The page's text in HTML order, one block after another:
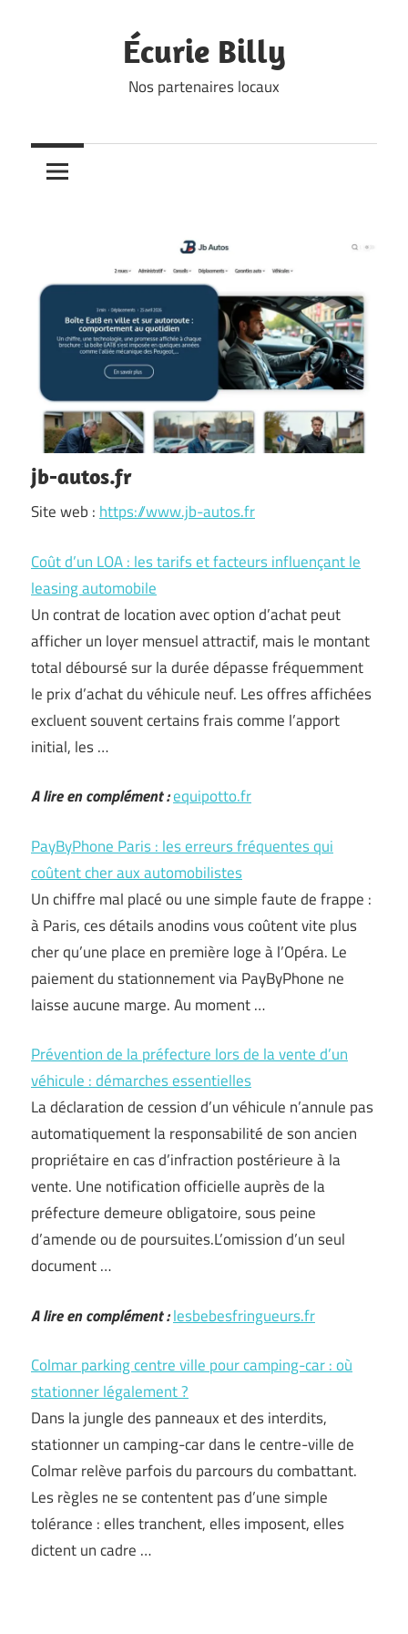
Écurie Billy
Nos partenaires locaux
jb-autos.fr
Site web : https://www.jb-autos.fr
Coût d’un LOA : les tarifs et facteurs influençant le
leasing automobile
Un contrat de location avec option d’achat peut
afficher un loyer mensuel attractif, mais le montant
total déboursé sur la durée dépasse fréquemment
le prix d’achat du véhicule neuf. Les offres affichées
excluent souvent certains frais comme l’apport
initial, les …
A lire en complément :equipotto.fr
PayByPhone Paris : les erreurs fréquentes qui
coûtent cher aux automobilistes
Un chiffre mal placé ou une simple faute de frappe :
à Paris, ces détails anodins vous coûtent vite plus
cher qu’une place en première loge à l’Opéra. Le
paiement du stationnement via PayByPhone ne
laisse aucune marge. Au moment …
Prévention de la préfecture lors de la vente d’un
véhicule : démarches essentielles
La déclaration de cession d’un véhicule n’annule pas
automatiquement la responsabilité de son ancien
propriétaire en cas d’infraction postérieure à la
vente. Une notification officielle auprès de la
préfecture demeure obligatoire, sous peine
d’amende ou de poursuites.L’omission d’un seul
document …
A lire en complément :lesbebesfringueurs.fr
Colmar parking centre ville pour camping-car : où
stationner légalement ?
Dans la jungle des panneaux et des interdits,
stationner un camping-car dans le centre-ville de
Colmar relève parfois du parcours du combattant.
Les règles ne se contentent pas d’une simple
tolérance : elles tranchent, elles imposent, elles
dictent un cadre …